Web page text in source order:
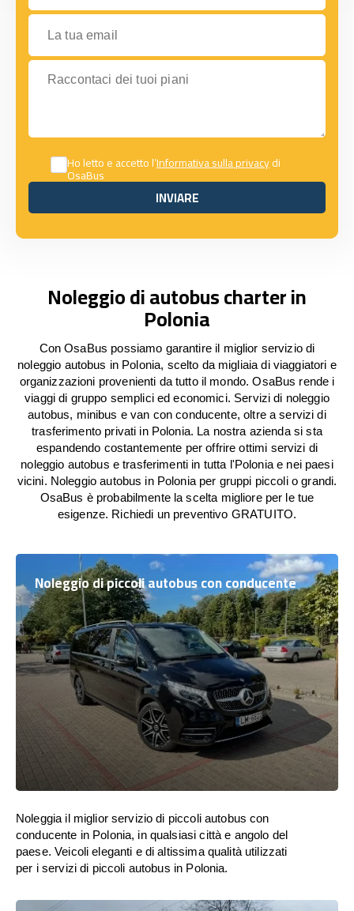
La tua email
Raccontaci dei tuoi piani
Ho letto e accetto l’Informativa sulla privacydi
OsaBus
INVIARE
INVIARE
Noleggio di autobus charter in
Polonia
Con OsaBus possiamo garantire il miglior servizio di
noleggio autobus in Polonia, scelto da migliaia di viaggiatori e
organizzazioni provenienti da tutto il mondo. OsaBus rende i
viaggi di gruppo semplici ed economici. Servizi di noleggio
autobus, minibus e van con conducente, oltre a servizi di
trasferimento privati in Polonia. La nostra azienda si sta
espandendo costantemente per offrire ottimi servizi di
noleggio autobus e trasferimenti in tutta l'Polonia e nei paesi
vicini. Noleggio autobus in Polonia per gruppi piccoli o grandi.
OsaBus è probabilmente la scelta migliore per le tue
esigenze. Richiedi un preventivo GRATUITO.
Noleggio di piccoli autobus con conducente
Noleggia il miglior servizio di piccoli autobus con
conducente in Polonia, in qualsiasi città e angolo del
paese. Veicoli eleganti e di altissima qualità utilizzati
per i servizi di piccoli autobus in Polonia.